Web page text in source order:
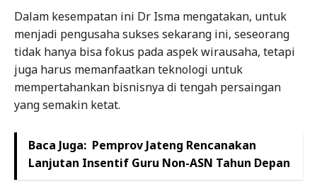
Dalam kesempatan ini Dr Isma mengatakan, untuk
menjadi pengusaha sukses sekarang ini, seseorang
tidak hanya bisa fokus pada aspek wirausaha, tetapi
juga harus memanfaatkan teknologi untuk
mempertahankan bisnisnya di tengah persaingan
yang semakin ketat.
Baca Juga: Pemprov Jateng Rencanakan
Lanjutan Insentif Guru Non-ASN Tahun Depan